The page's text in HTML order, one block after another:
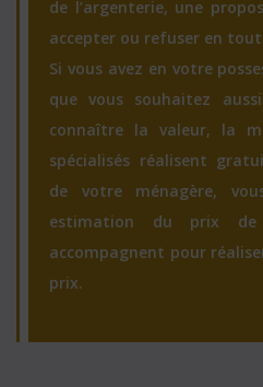
de l’argenterie, une
accepter ou refuser en
Si vous avez en votre
que vous souhaitez
connaître la valeur, la
spécialisés réalisent
de votre ménagère,
estimation du prix de
accompagnent pour
prix.